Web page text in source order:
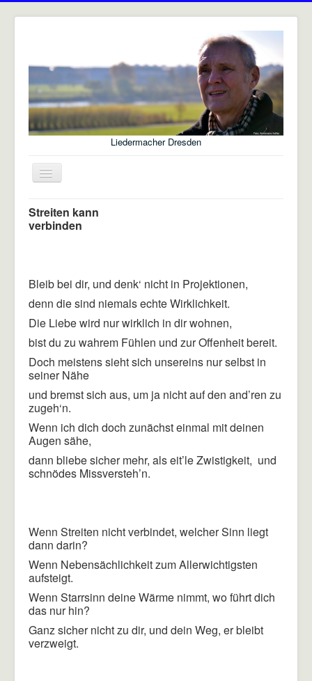
Liedermacher Dresden
Navigation
an/aus
Rüdiger Kirsch - Liedermacher
Konzerte/Auftritte
Liedtexte (Auszüge)
Aktuelles
Kontaktformular
Impressum
Streiten kann
verbinden
Bleib bei dir, und denk‘ nicht in Projektionen,
denn die sind niemals echte Wirklichkeit.
Die Liebe wird nur wirklich in dir wohnen,
bist du zu wahrem Fühlen und zur Offenheit bereit.
Doch meistens sieht sich unsereins nur selbst in
seiner Nähe
und bremst sich aus, um ja nicht auf den and’ren zu
zugeh‘n.
Wenn ich dich doch zunächst einmal mit deinen
Augen sähe,
dann bliebe sicher mehr, als eit’le Zwistigkeit, und
schnödes Missversteh’n.
Wenn Streiten nicht verbindet, welcher Sinn liegt
dann darin?
Wenn Nebensächlichkeit zum Allerwichtigsten
aufsteigt.
Wenn Starrsinn deine Wärme nimmt, wo führt dich
das nur hin?
Ganz sicher nicht zu dir, und dein Weg, er bleibt
verzweigt.